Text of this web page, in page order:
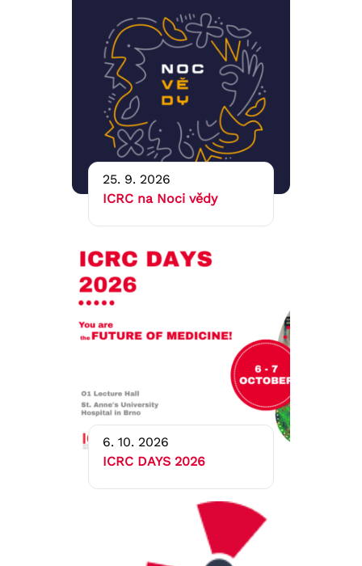
25. 9. 2026
ICRC na Noci vědy
6. 10. 2026
ICRC DAYS 2026